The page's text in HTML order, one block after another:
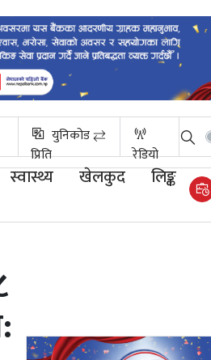
युनिकोड ⇄
प्रिति
रेडियो
स्वास्थ्य खेलकुद लिङ्क